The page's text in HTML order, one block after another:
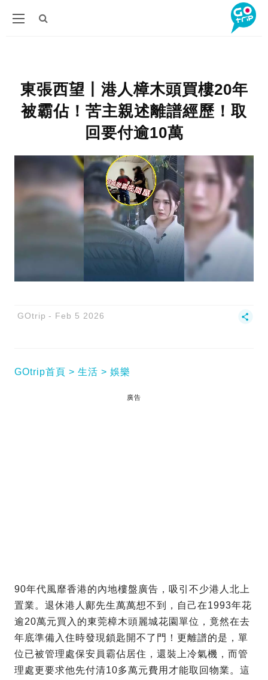
東張西望丨港人樟木頭買樓20年
被霸佔！苦主親述離譜經歷！取
回要付逾10萬
GOtrip Feb 5 2026
GOtrip首頁 生活 娛樂
廣告
90年代風靡香港的內地樓盤廣告，吸引不少港人北上
置業。退休港人鄺先生萬萬想不到，自己在1993年花
逾20萬元買入的東莞樟木頭麗城花園單位，竟然在去
年底準備入住時發現鎖匙開不了門！更離譜的是，單
位已被管理處保安員霸佔居住，還裝上冷氣機，而管
理處更要求他先付清10多萬元費用才能取回物業。這